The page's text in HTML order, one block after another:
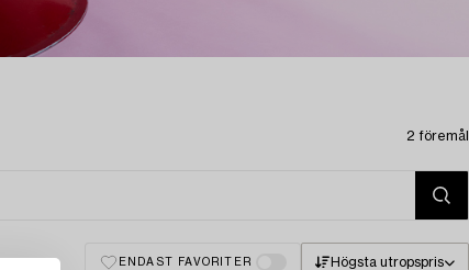
2 föremål
ENDAST FAVORITER Högsta utropspris